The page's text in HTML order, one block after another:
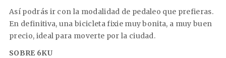
Así podrás ir con la modalidad de pedaleo que prefieras.
En definitiva, una bicicleta fixie muy bonita, a muy buen
precio, ideal para moverte por la ciudad.
SOBRE 6KU